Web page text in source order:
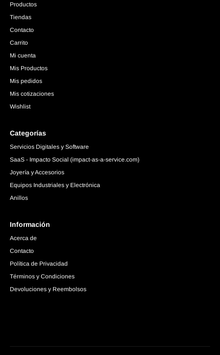
Productos
Tiendas
Contacto
Carrito
Mi cuenta
Mis Productos
Mis pedidos
Mis cotizaciones
Wishlist
Categorías
Servicios Digitales y Software
SaaS - Impacto Social (impact-as-a-service.com)
Joyería y Accesorios
Equipos Industriales y Electrónica
Anillos
Información
Acerca de
Contacto
Política de Privacidad
Términos y Condiciones
Devoluciones y Reembolsos